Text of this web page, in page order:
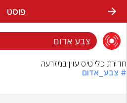
פוסט
צבע אדום
חדירת כלי טיס עוין במזרעה
# צבע_אדום